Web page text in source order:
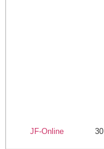
JF-Online 30